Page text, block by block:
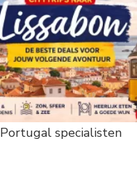
Portugal specialisten